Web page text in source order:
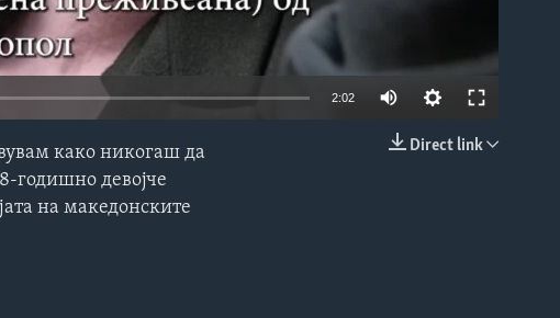
2:02
Direct link
како никогаш да
годишно девојче
на македонските